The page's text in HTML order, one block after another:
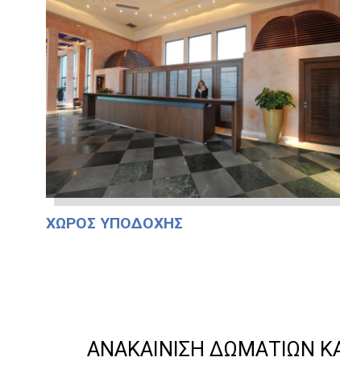
ΧΏΡΟΣ ΥΠΟΔΟΧΉΣ
ΑΝΑΚΑΊΝΙΣΗ ΔΩΜΑΤΊΩΝ